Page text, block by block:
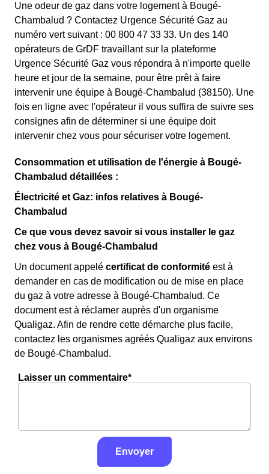
Une odeur de gaz dans votre logement à Bougé-
Chambalud ? Contactez Urgence Sécurité Gaz au
numéro vert suivant : 00 800 47 33 33. Un des 140
opérateurs de GrDF travaillant sur la plateforme
Urgence Sécurité Gaz vous répondra à n'importe quelle
heure et jour de la semaine, pour être prêt à faire
intervenir une équipe à Bougé-Chambalud (38150). Une
fois en ligne avec l'opérateur il vous suffira de suivre ses
consignes afin de déterminer si une équipe doit
intervenir chez vous pour sécuriser votre logement.
Consommation et utilisation de l'énergie à Bougé-
Chambalud détaillées :
Électricité et Gaz: infos relatives à Bougé-
Chambalud
Ce que vous devez savoir si vous installer le gaz
chez vous à Bougé-Chambalud
Un document appelé certificat de conformité est à
demander en cas de modification ou de mise en place
du gaz à votre adresse à Bougé-Chambalud. Ce
document est à réclamer auprès d'un organisme
Qualigaz. Afin de rendre cette démarche plus facile,
contactez les organismes agréés Qualigaz aux environs
de Bougé-Chambalud.
Laisser un commentaire*
Envoyer